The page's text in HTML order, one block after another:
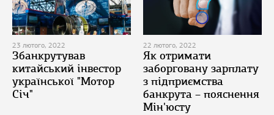
23 лютого, 2022
Збанкрутував
китайський інвестор
української "Мотор
Січ"
22 лютого, 2022
Як отримати
заборговану зарплату
з підприємства
банкрута – пояснення
Мін'юсту